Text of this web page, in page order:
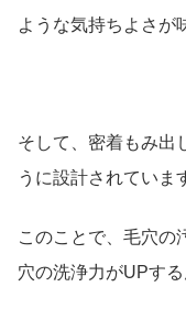
ような気持ちよさが
そして、密着もみ出
うに設計されていま
このことで、毛穴の
穴の洗浄力がUPする